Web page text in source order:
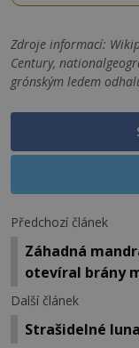
Zdroje informací:
Century,
grónským ledem
Předchozí článek
Záhadná
otevíral brány
Další článek
Strašidelné